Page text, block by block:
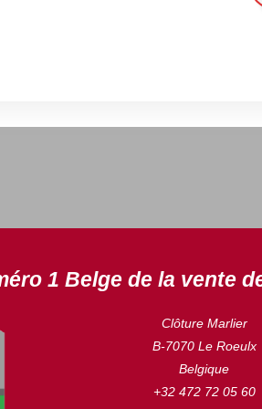
1 Belge de la vente
Clôture Marlier
B-7070 Le Roeulx
Belgique
+32 472 72 05 60